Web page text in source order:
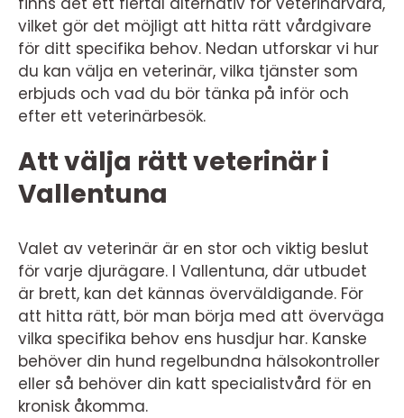
vilket gör det möjligt att hitta rätt vårdgivare
för ditt specifika behov. Nedan utforskar vi hur
du kan välja en veterinär, vilka tjänster som
erbjuds och vad du bör tänka på inför och
efter ett veterinärbesök.
Att välja rätt veterinär i
Vallentuna
Valet av veterinär är en stor och viktig beslut
för varje djurägare. I Vallentuna, där utbudet
är brett, kan det kännas överväldigande. För
att hitta rätt, bör man börja med att överväga
vilka specifika behov ens husdjur har. Kanske
behöver din hund regelbundna hälsokontroller
eller så behöver din katt specialistvård för en
kronisk åkomma.